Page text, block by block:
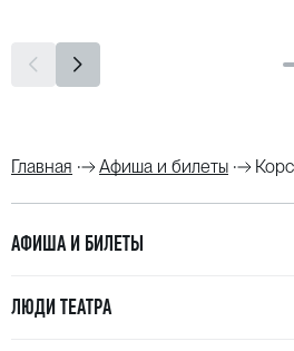
Главная Афиша и билеты
АФИША И БИЛЕТЫ
ЛЮДИ ТЕАТРА